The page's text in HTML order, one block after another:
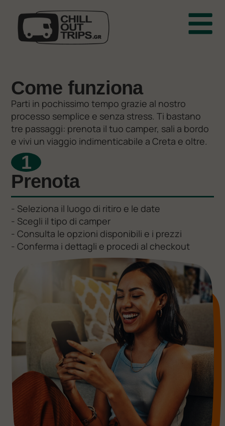
Come funziona
Parti in pochissimo tempo grazie al nostro
processo semplice e senza stress. Ti bastano
tre passaggi: prenota il tuo camper, sali a bordo
e vivi un viaggio indimenticabile a Creta e oltre.
1
Prenota
- Seleziona il luogo di ritiro e le date
- Scegli il tipo di camper
- Consulta le opzioni disponibili e i prezzi
- Conferma i dettagli e procedi al checkout